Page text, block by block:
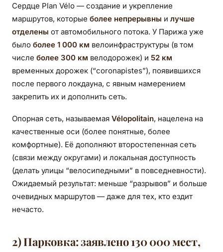
Сердце Plan Vélo — создание и укрепление
маршрутов, которые более непрерывны и лучше
отделены от автомобильного потока. У Парижа уже
было более 1 000 км велоинфраструктуры (в том
числе более 300 км велодорожек) и 52 км
временных дорожек (“coronapistes”), появившихся
после первого локдауна, с явным намерением
закрепить их и дополнить сеть.
Опорная сеть, называемая Vélopolitain, нацелена на
качественные оси (более понятные, более
комфортные). Её дополняют второстепенная сеть
(связи между округами) и локальная доступность
(делать улицы “велосипедными” в повседневности).
Ожидаемый результат: меньше “разрывов” и больше
очевидных маршрутов — даже для тех, кто ездит
нечасто.
2) Парковка: заявлено 130 000 мест,